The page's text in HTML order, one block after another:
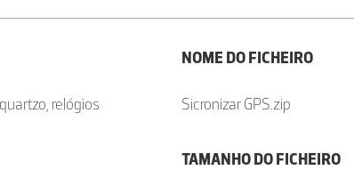
relógios
NOME DO FICHEIRO
Sicronizar GPS.zip
TAMANHO DO FICHEIRO